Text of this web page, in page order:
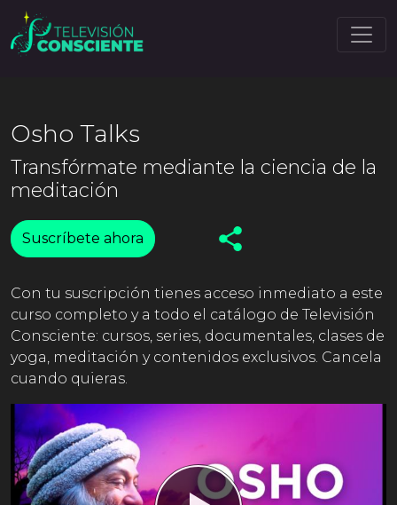
Osho Talks
Transfórmate mediante la ciencia de la
meditación
Suscríbete ahora
Con tu suscripción tienes acceso inmediato a este
curso completo y a todo el catálogo de Televisión
Consciente: cursos, series, documentales, clases de
yoga, meditación y contenidos exclusivos. Cancela
cuando quieras.